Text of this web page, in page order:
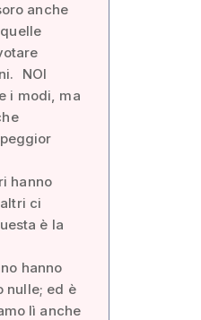
anche
NOI
i modi, ma
hanno
ci
è la
hanno
nulle; ed è
lì anche